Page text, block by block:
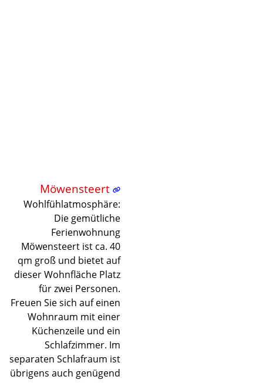
©
©
©
©
©
©
©
©
©
©
©
©
©
©
©
©
©
Möwensteert
Wohlfühlatmosphäre:
Die gemütliche
Ferienwohnung
Möwensteert ist ca. 40
qm groß und bietet auf
dieser Wohnfläche Platz
für zwei Personen.
Freuen Sie sich auf einen
Wohnraum mit einer
Küchenzeile und ein
Schlafzimmer. Im
separaten Schlafraum ist
übrigens auch genügend